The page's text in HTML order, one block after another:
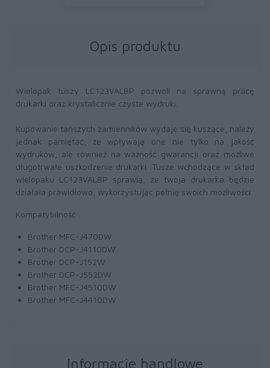
Opis produktu
Wielopak tuszy LC123VALBP pozwoli na sprawną pracę
drukarki oraz krystalicznie czyste wydruki.
Kupowanie tańszych zamienników wydaje się kuszące, należy
jednak pamiętać, że wpływają one nie tylko na jakość
wydruków, ale również na ważność gwarancji oraz możliwe
długotrwałe uszkodzenie drukarki. Tusze wchodzące w skład
wielopaku LC123VALBP sprawią, że twoja drukarka będzie
działała prawidłowo, wykorzystując pełnię swoich możliwości.
Kompatybilność
Brother MFC-J470DW
Brother DCP-J4110DW
Brother DCP-J152W
Brother DCP-J552DW
Brother MFC-J4510DW
Brother MFC-J4410DW
Informacje handlowe